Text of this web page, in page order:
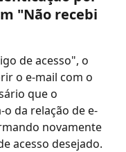
"Não recebi
de acesso", o
o e-mail com o
que o
da relação de e-
novamente
acesso desejado.